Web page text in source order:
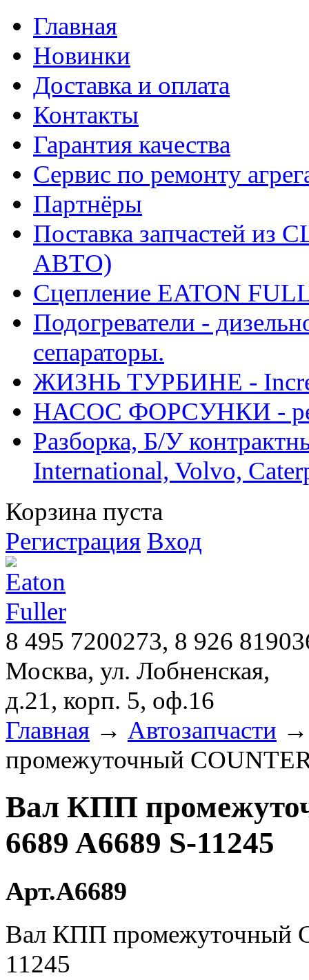
Главная
Новинки
Доставка и оплата
Контакты
Гарантия качества
Сервис по ремонту
Партнёры
Поставка запчастей
АВТО)
Сцепление EATON
Подогреватели -
сепараторы.
ЖИЗНЬ ТУРБИНЕ -
НАСОС ФОРСУНКИ -
Разборка, Б/У
International, Volvo,
Корзина пуста
Регистрация Вход
8 495 7200273, 8 926
Москва, ул. Лобненская,
д.21, корп. 5, оф.16
Главная → Автозапчасти
промежуточный
Вал КПП
6689 A6689 S-11245
Арт.A6689
Вал КПП промежуточный
11245